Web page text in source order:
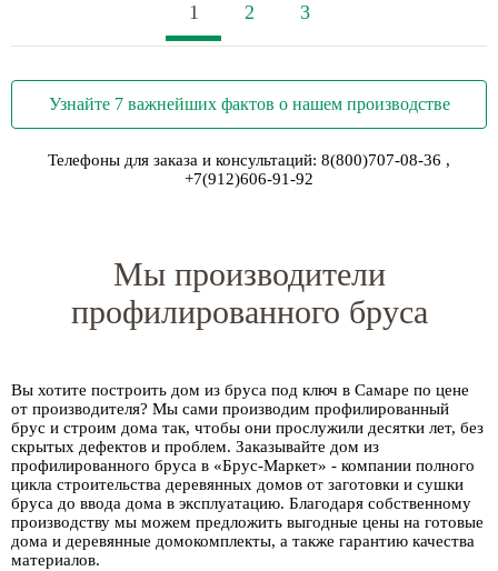
1 2 3
Узнайте 7 важнейших фактов о нашем производстве
Телефоны для заказа и консультаций: 8(800)707-08-36 ,
+7(912)606-91-92
Мы производители
профилированного бруса
Вы хотите построить дом из бруса под ключ в Самаре по цене
от производителя? Мы сами производим профилированный
брус и строим дома так, чтобы они прослужили десятки лет, без
скрытых дефектов и проблем. Заказывайте дом из
профилированного бруса в «Брус-Маркет» - компании полного
цикла строительства деревянных домов от заготовки и сушки
бруса до ввода дома в эксплуатацию. Благодаря собственному
производству мы можем предложить выгодные цены на готовые
дома и деревянные домокомплекты, а также гарантию качества
материалов.